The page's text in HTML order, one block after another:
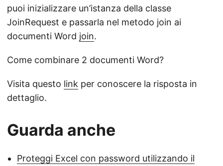
puoi inizializzare un’istanza della classe
JoinRequest e passarla nel metodo join ai
documenti Word join.
Come combinare 2 documenti Word?
Visita questo link per conoscere la risposta in
dettaglio.
Guarda anche
Proteggi Excel con password utilizzando il